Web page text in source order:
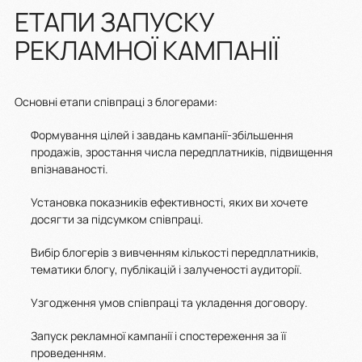
ЕТАПИ ЗАПУСКУ
РЕКЛАМНОЇ КАМПАНІЇ
Основні етапи співпраці з блогерами:
Формування цілей і завдань кампанії-збільшення
продажів, зростання числа передплатників, підвищення
впізнаваності.
Установка показників ефективності, яких ви хочете
досягти за підсумком співпраці.
Вибір блогерів з вивченням кількості передплатників,
тематики блогу, публікацій і залученості аудиторії.
Узгодження умов співпраці та укладення договору.
Запуск рекламної кампанії і спостереження за її
проведенням.